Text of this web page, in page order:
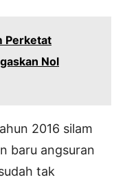
Perketat
Nol
2016 silam
baru angsuran
tak